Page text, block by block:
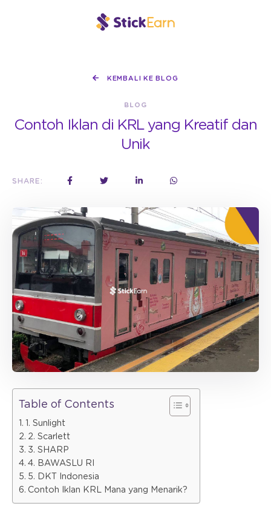
KEMBALI KE BLOG
BLOG
Contoh Iklan di KRL yang Kreatif dan
Unik
SHARE:
Table of Contents
1. Sunlight
2. Scarlett
3. SHARP
4. BAWASLU RI
5. DKT Indonesia
Contoh Iklan KRL Mana yang Menarik?